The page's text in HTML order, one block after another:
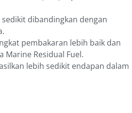
dibandingkan dengan
pembakaran lebih baik dan
Residual Fuel.
lebih sedikit endapan dalam